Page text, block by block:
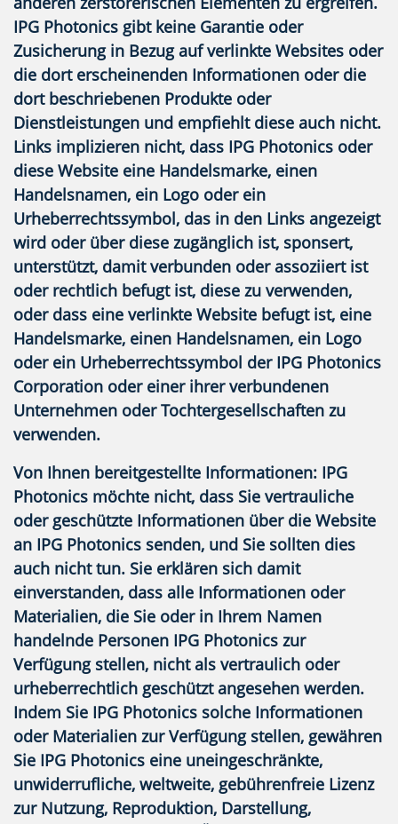
IPG Photonics gibt keine Garantie oder
Zusicherung in Bezug auf verlinkte Websites oder
die dort erscheinenden Informationen oder die
dort beschriebenen Produkte oder
Dienstleistungen und empfiehlt diese auch nicht.
Links implizieren nicht, dass IPG Photonics oder
diese Website eine Handelsmarke, einen
Handelsnamen, ein Logo oder ein
Urheberrechtssymbol, das in den Links angezeigt
wird oder über diese zugänglich ist, sponsert,
unterstützt, damit verbunden oder assoziiert ist
oder rechtlich befugt ist, diese zu verwenden,
oder dass eine verlinkte Website befugt ist, eine
Handelsmarke, einen Handelsnamen, ein Logo
oder ein Urheberrechtssymbol der IPG Photonics
Corporation oder einer ihrer verbundenen
Unternehmen oder Tochtergesellschaften zu
verwenden.
Von Ihnen bereitgestellte Informationen: IPG
Photonics möchte nicht, dass Sie vertrauliche
oder geschützte Informationen über die Website
an IPG Photonics senden, und Sie sollten dies
auch nicht tun. Sie erklären sich damit
einverstanden, dass alle Informationen oder
Materialien, die Sie oder in Ihrem Namen
handelnde Personen IPG Photonics zur
Verfügung stellen, nicht als vertraulich oder
urheberrechtlich geschützt angesehen werden.
Indem Sie IPG Photonics solche Informationen
oder Materialien zur Verfügung stellen, gewähren
Sie IPG Photonics eine uneingeschränkte,
unwiderrufliche, weltweite, gebührenfreie Lizenz
zur Nutzung, Reproduktion, Darstellung,